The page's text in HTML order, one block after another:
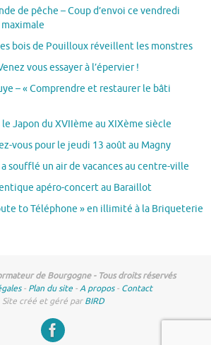
de pêche – Coup d’envoi ce vendredi
bois de Pouilloux réveillent les monstres
vous essayer à l’épervier !
– « Comprendre et restaurer le bâti
le Japon du XVIIème au XIXème siècle
vous pour le jeudi 13 août au Magny
a soufflé un air de vacances au centre-ville
apéro-concert au Baraillot
to Téléphone » en illimité à la Briqueterie
de Bourgogne - Tous droits réservés
- Plan du site -A propos- Contact
Site créé et géré parBIRD